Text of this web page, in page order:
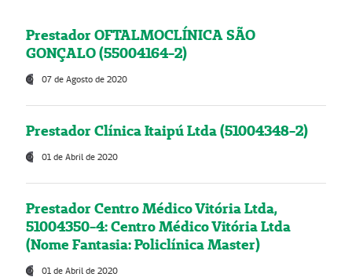
Prestador OFTALMOCLÍNICA SÃO
GONÇALO (55004164-2)
07 de Agosto de 2020
Prestador Clínica Itaipú Ltda (51004348-2)
01 de Abril de 2020
Prestador Centro Médico Vitória Ltda,
51004350-4: Centro Médico Vitória Ltda
(Nome Fantasia: Policlínica Master)
01 de Abril de 2020